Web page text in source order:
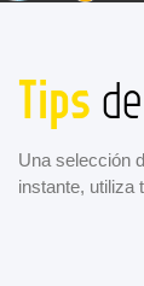
Tips
Una selección
instante, utiliza